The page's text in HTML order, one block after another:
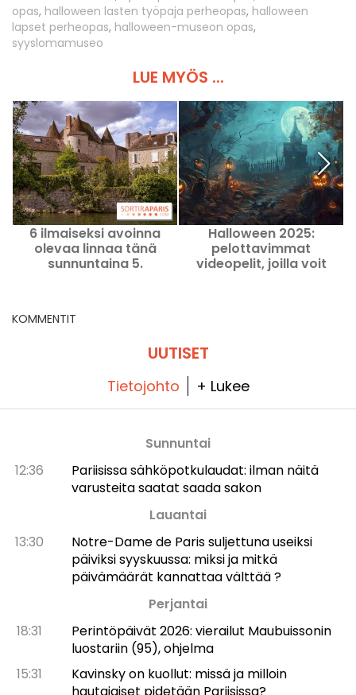
opas, halloween lasten työpaja perheopas, halloween
lapset perheopas, halloween-museon opas,
syyslomamuseo
LUE MYÖS ...
6 ilmaiseksi avoinna
olevaa linnaa tänä
sunnuntaina 5.
Halloween 2025:
pelottavimmat
videopelit, joilla voit
KOMMENTIT
UUTISET
Tietojohto + Lukee
Sunnuntai
12:36
Pariisissa sähköpotkulaudat: ilman näitä
varusteita saatat saada sakon
Lauantai
13:30
Notre-Dame de Paris suljettuna useiksi
päiviksi syyskuussa: miksi ja mitkä
päivämäärät kannattaa välttää ?
Perjantai
18:31
Perintöpäivät 2026: vierailut Maubuissonin
luostariin (95), ohjelma
15:31
Kavinsky on kuollut: missä ja milloin
hautajaiset pidetään Pariisissa?